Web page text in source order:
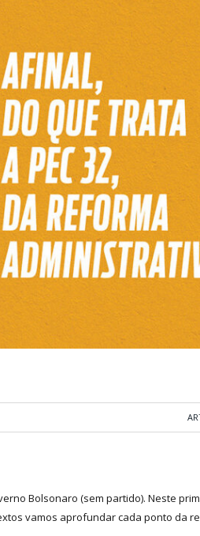
Bolsonaro (sem partido). Neste
vamos aprofundar cada ponto da